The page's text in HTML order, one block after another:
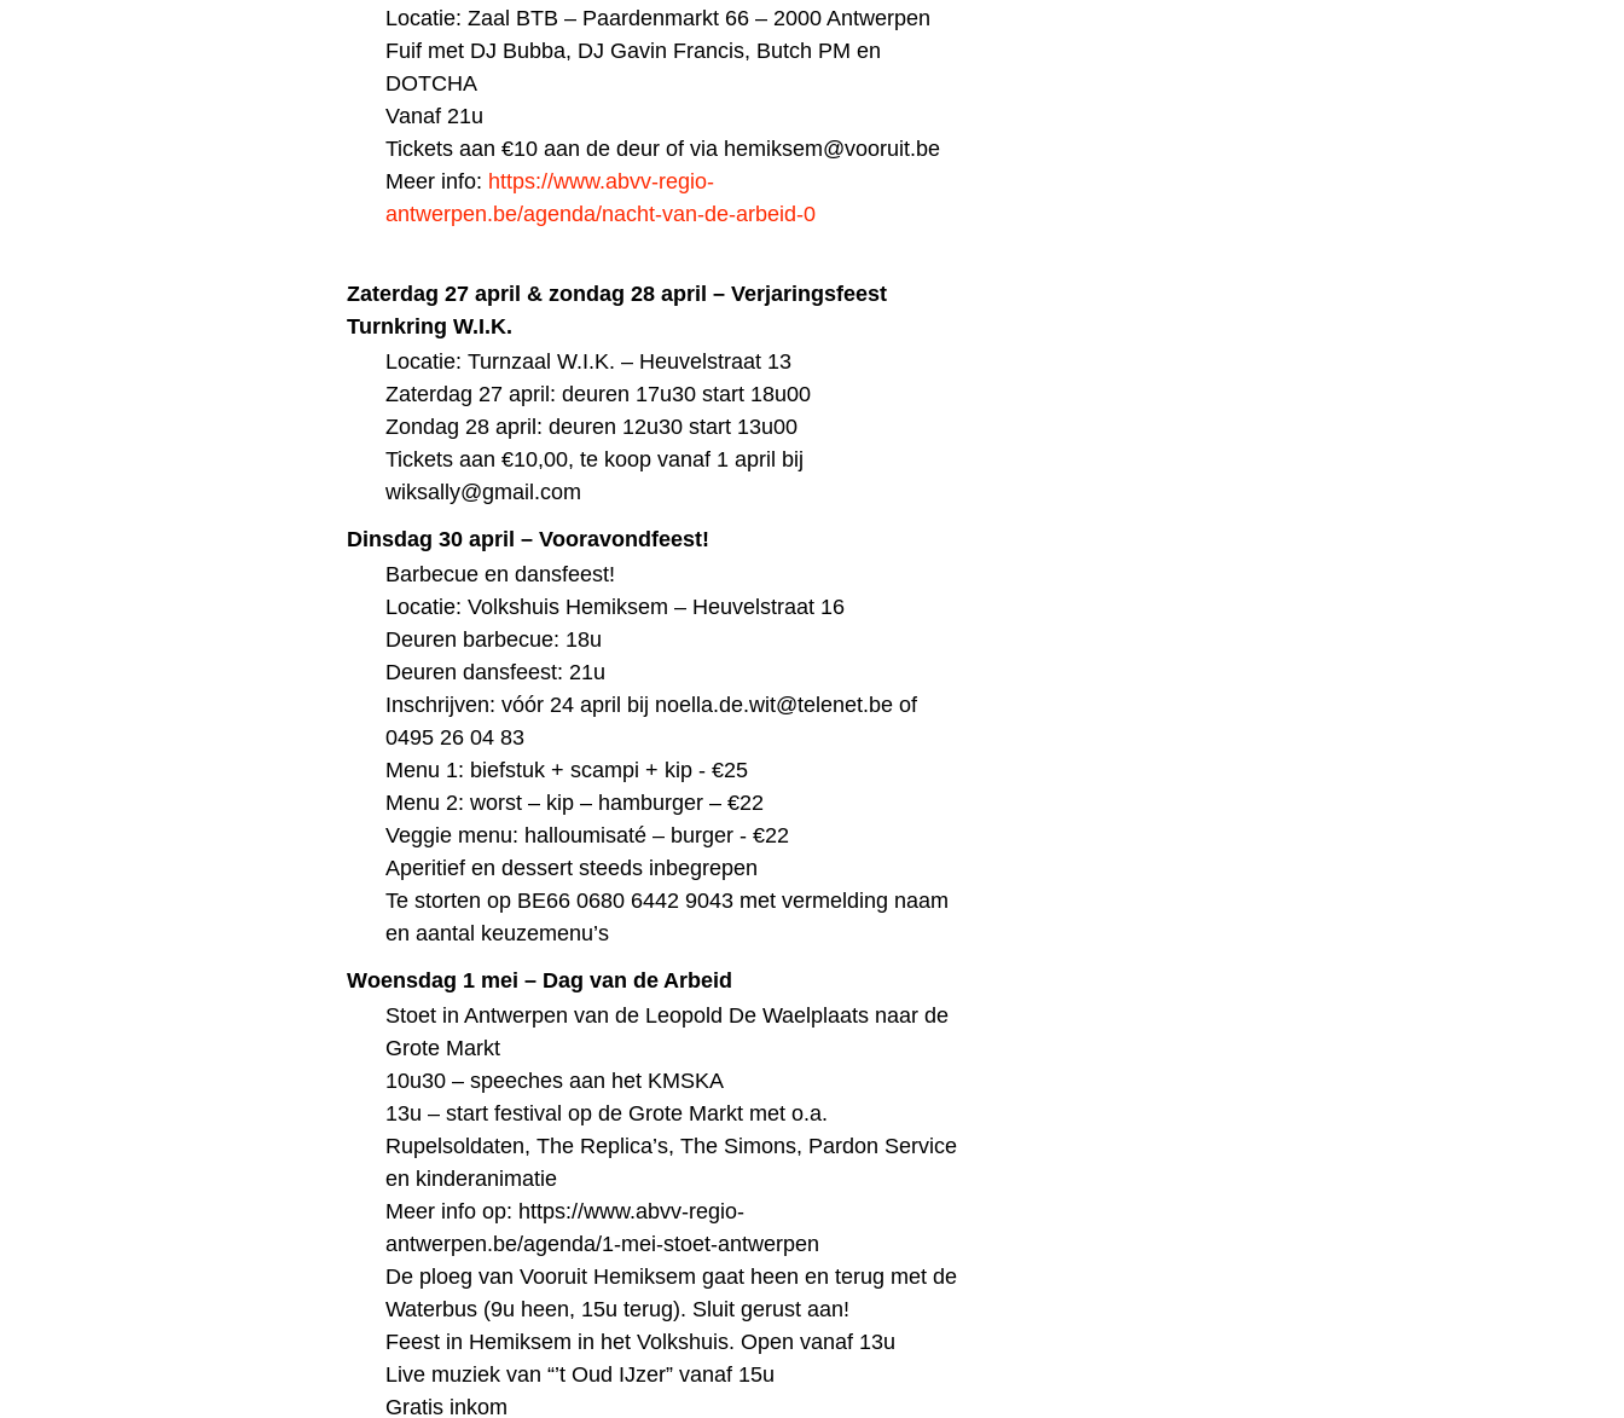
Locatie: Zaal BTB – Paardenmarkt 66 – 2000 Antwerpen
Fuif met DJ Bubba, DJ Gavin Francis, Butch PM en
DOTCHA
Vanaf 21u
Tickets aan €10 aan de deur of via hemiksem@vooruit.be
Meer info: https://www.abvv-regio-
antwerpen.be/agenda/nacht-van-de-arbeid-0
Zaterdag 27 april & zondag 28 april – Verjaringsfeest
Turnkring W.I.K.
Locatie: Turnzaal W.I.K. – Heuvelstraat 13
Zaterdag 27 april: deuren 17u30 start 18u00
Zondag 28 april: deuren 12u30 start 13u00
Tickets aan €10,00, te koop vanaf 1 april bij
wiksally@gmail.com
Dinsdag 30 april – Vooravondfeest!
Barbecue en dansfeest!
Locatie: Volkshuis Hemiksem – Heuvelstraat 16
Deuren barbecue: 18u
Deuren dansfeest: 21u
Inschrijven: vóór 24 april bij noella.de.wit@telenet.be of
0495 26 04 83
Menu 1: biefstuk + scampi + kip - €25
Menu 2: worst – kip – hamburger – €22
Veggie menu: halloumisaté – burger - €22
Aperitief en dessert steeds inbegrepen
Te storten op BE66 0680 6442 9043 met vermelding naam
en aantal keuzemenu’s
Woensdag 1 mei – Dag van de Arbeid
Stoet in Antwerpen van de Leopold De Waelplaats naar de
Grote Markt
10u30 – speeches aan het KMSKA
13u – start festival op de Grote Markt met o.a.
Rupelsoldaten, The Replica’s, The Simons, Pardon Service
en kinderanimatie
Meer info op: https://www.abvv-regio-
antwerpen.be/agenda/1-mei-stoet-antwerpen
De ploeg van Vooruit Hemiksem gaat heen en terug met de
Waterbus (9u heen, 15u terug). Sluit gerust aan!
Feest in Hemiksem in het Volkshuis. Open vanaf 13u
Live muziek van “’t Oud IJzer” vanaf 15u
Gratis inkom